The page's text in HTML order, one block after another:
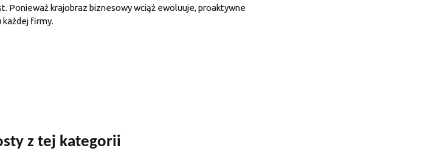
Ponieważ krajobraz biznesowy wciąż ewoluuje, proaktywne
każdej firmy.
z tej kategorii